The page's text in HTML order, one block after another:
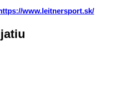
www.leitnersport.sk/